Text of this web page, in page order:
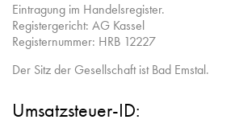
Eintragung im Handelsregister.
Registergericht: AG Kassel
Registernummer: HRB 12227
Der Sitz der Gesellschaft ist Bad Emstal.
Umsatzsteuer-ID: